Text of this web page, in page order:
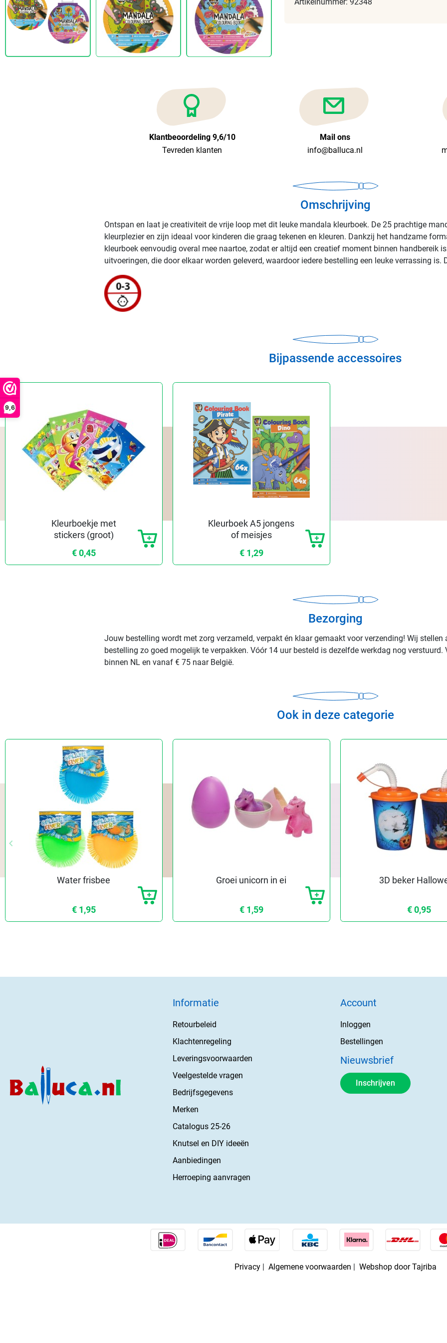
9,6
Klantbeoordeling 9,6/10
Tevreden klanten
Mail ons
info@balluca.nl
Omschrijving
Ontspan en laat je creativiteit de vrije loop met dit leuke mandala kleurboek. De 25 prachtige
kleurplezier en zijn ideaal voor kinderen die graag tekenen en kleuren. Dankzij het handzame
kleurboek eenvoudig overal mee naartoe, zodat er altijd een creatief moment binnen handbereik
uitvoeringen, die door elkaar worden geleverd, waardoor iedere bestelling een leuke verrassing is.
Bijpassende accessoires
Kleurboekje met
stickers (groot)
€ 0,45
Kleurboek A5 jongens
of meisjes
€ 1,29
Bezorging
Jouw bestelling wordt met zorg verzameld, verpakt én klaar gemaakt voor verzending! Wij
bestelling zo goed mogelijk te verpakken. Vóór 14 uur besteld is dezelfde werkdag nog
binnen NL en vanaf € 75 naar België.
Ook in deze categorie
Vorige
keyboard_arrow_left
Water frisbee
€ 1,95
Groei unicorn in ei
€ 1,59
3D beker
€ 0,95
Informatie
Retourbeleid
Klachtenregeling
Leveringsvoorwaarden
Veelgestelde vragen
Bedrijfsgegevens
Merken
Catalogus 25-26
Knutsel en DIY ideeën
Aanbiedingen
Herroeping aanvragen
Account
Inloggen
Bestellingen
Nieuwsbrief
Inschrijven
Privacy| Algemene voorwaarden | Webshop door Tajriba